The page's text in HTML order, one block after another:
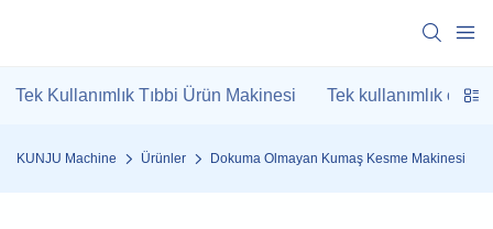
Tek Kullanımlık Tıbbi Ürün Makinesi Tek kullanımlık otel
KUNJU Machine Ürünler Dokuma Olmayan Kumaş Kesme Makinesi